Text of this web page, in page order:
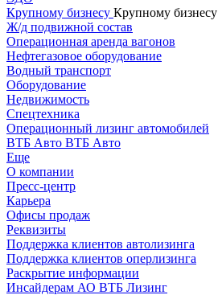
Крупному бизнесу Крупному бизнесу
Ж/д подвижной состав
Операционная аренда вагонов
Нефтегазовое оборудование
Водный транспорт
Оборудование
Недвижимость
Спецтехника
Операционный лизинг автомобилей
ВТБ Авто ВТБ Авто
Еще
О компании
Пресс-центр
Карьера
Офисы продаж
Реквизиты
Поддержка клиентов автолизинга
Поддержка клиентов оперлизинга
Раскрытие информации
Инсайдерам АО ВТБ Лизинг